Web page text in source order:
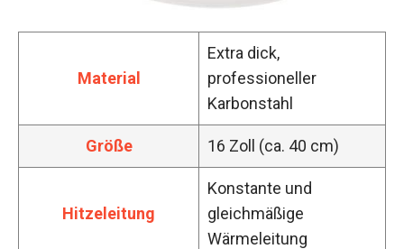
Material
Extra dick,
professioneller
Karbonstahl
Größe 16 Zoll (ca. 40 cm)
Hitzeleitung
Konstante und
gleichmäßige
Wärmeleitung